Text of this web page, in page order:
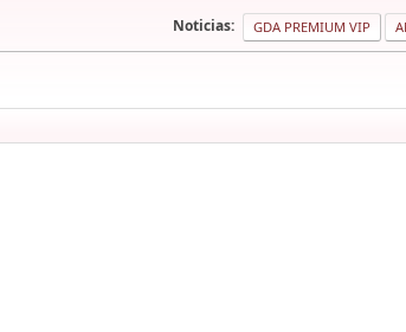
Noticias: GDA PREMIUM VIP